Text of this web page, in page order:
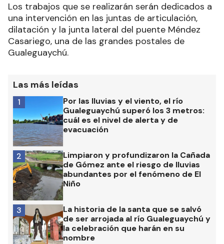
Los trabajos que se realizarán serán dedicados a
una intervención en las juntas de articulación,
dilatación y la junta lateral del puente Méndez
Casariego, una de las grandes postales de
Gualeguaychú.
Las más leídas
Por las lluvias y el viento, el río
Gualeguaychú superó los 3 metros:
cuál es el nivel de alerta y de
evacuación
1
Limpiaron y profundizaron la Cañada
de Gómez ante el riesgo de lluvias
abundantes por el fenómeno de El
Niño
2
La historia de la santa que se salvó
de ser arrojada al río Gualeguaychú y
la celebración que harán en su
nombre
3